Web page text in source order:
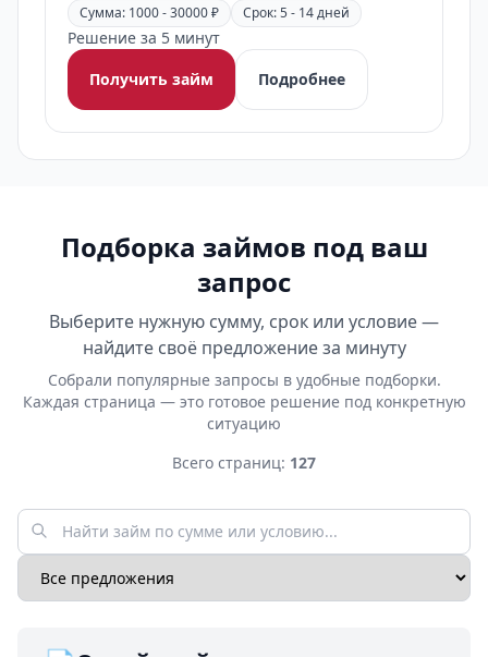
Сумма: 1000 - 30000 ₽ Срок: 5 - 14 дней
Решение за 5 минут
Получить займ
Подробнее
Подборка займов под ваш
запрос
Выберите нужную сумму, срок или условие —
найдите своё предложение за минуту
Собрали популярные запросы в удобные подборки.
Каждая страница — это готовое решение под конкретную
ситуацию
Всего страниц: 127